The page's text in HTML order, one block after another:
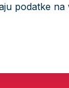
podatke